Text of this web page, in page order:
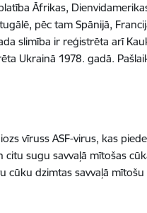
Āfrikas,
pēc tam Spānijā,
slimība ir reģistrēta arī
Ukrainā 1978. gadā.
vīruss ASF-virus, kas
citu sugu savvaļā mītošas
cūku dzimtas savvaļā